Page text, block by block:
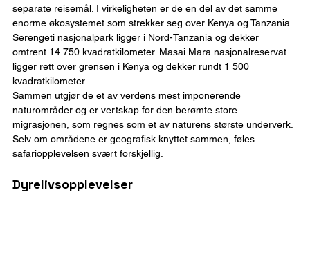
separate reisemål. I virkeligheten er de en del av det samme
enorme økosystemet som strekker seg over Kenya og Tanzania.
Serengeti nasjonalpark ligger i Nord-Tanzania og dekker
omtrent 14 750 kvadratkilometer. Masai Mara nasjonalreservat
ligger rett over grensen i Kenya og dekker rundt 1 500
kvadratkilometer.
Sammen utgjør de et av verdens mest imponerende
naturområder og er vertskap for den berømte store
migrasjonen, som regnes som et av naturens største underverk.
Selv om områdene er geografisk knyttet sammen, føles
safariopplevelsen svært forskjellig.
Dyrelivsopplevelser